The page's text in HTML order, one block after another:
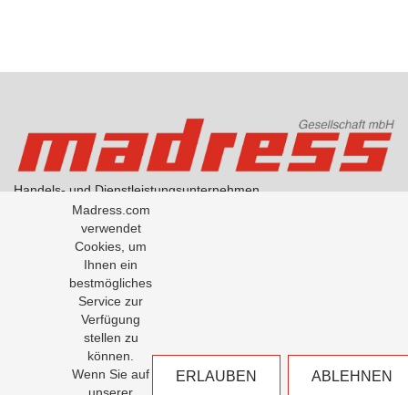
Handels- und Dienstleistungsunternehmen
AGB Handel
AGB Übersetzungen
Datenschutzerklärung
Über Madress
Office: +43-1-5334791-0
Fax: +43-1-5334791-50
Madress GesmbH
Milchgasse 1 / Tuchlauben 8
Madress.com
verwendet
Cookies, um
Ihnen ein
bestmögliches
Service zur
Verfügung
stellen zu
können.
Wenn Sie auf
ERLAUBEN ABLEHNEN